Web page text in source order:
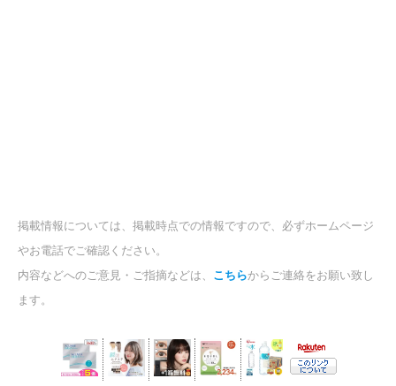
掲載情報については、掲載時点での情報ですので、必ずホームページ
やお電話でご確認ください。
内容などへのご意見・ご指摘などは、 こちらからご連絡をお願い致し
ます。